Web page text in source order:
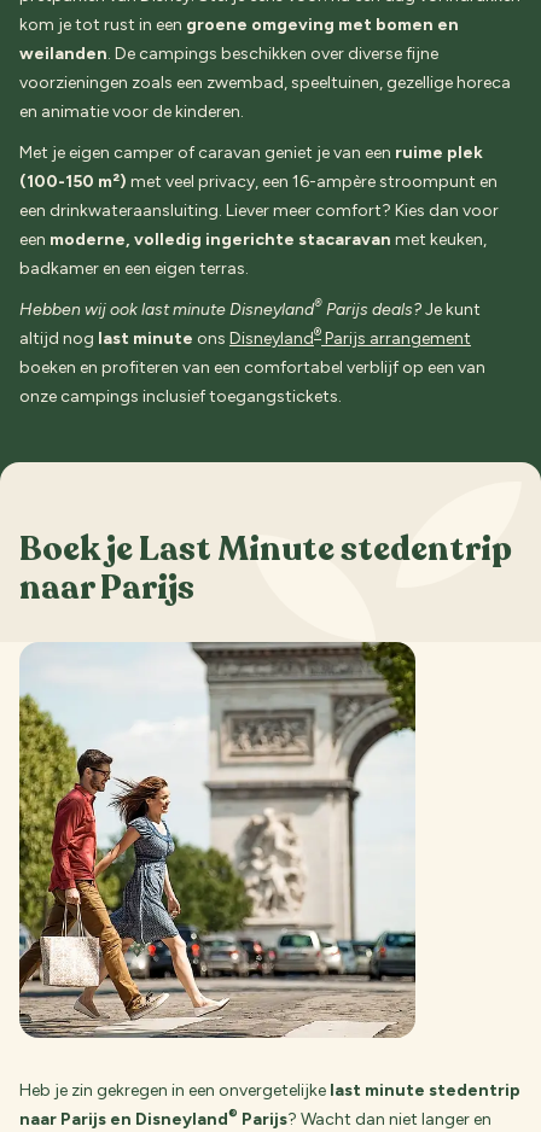
kom je tot rust in een groene omgeving met bomen en
weilanden. De campings beschikken over diverse fijne
voorzieningen zoals een zwembad, speeltuinen, gezellige horeca
en animatie voor de kinderen.
Met je eigen camper of caravan geniet je van een ruime plek
(100-150 m²) met veel privacy, een 16-ampère stroompunt en
een drinkwateraansluiting. Liever meer comfort? Kies dan voor
een moderne, volledig ingerichte stacaravan met keuken,
badkamer en een eigen terras.
Hebben wij ook last minute Disneyland® Parijs deals?Je kunt
altijd nog last minute ons Disneyland® Parijs arrangement
boeken en profiteren van een comfortabel verblijf op een van
onze campings inclusief toegangstickets.
Boek je Last Minute stedentrip
naar Parijs
Heb je zin gekregen in een onvergetelijke last minute stedentrip
naar Parijs en Disneyland® Parijs? Wacht dan niet langer en